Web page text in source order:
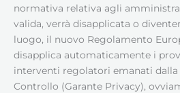
normativa relativa agli
valida, verrà disapplicata o
luogo, il nuovo Regolamento
disapplica automaticamente i
interventi regolatori emanati
Controllo (Garante Privacy),